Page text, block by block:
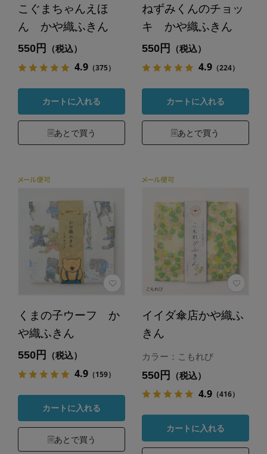
こぐまちゃんえほ
ん かや織ふきん
550円 （税込）
4.9（375）
カートに入れる
あとで買う
ねずみくんのチョッ
キ かや織ふきん
550円 （税込）
4.9（224）
カートに入れる
あとで買う
くまの子ウーフ か
や織ふきん
550円 （税込）
4.9（159）
カートに入れる
あとで買う
イイダ傘店かや織ふ
きん
カラー：こもれび
550円 （税込）
4.9（416）
カートに入れる